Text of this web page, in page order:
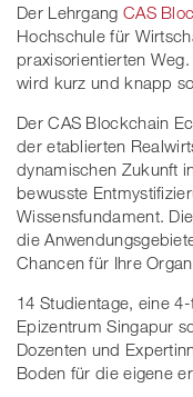
Der Lehrgang CAS
Hochschule für
praxisorientierten
wird kurz und knapp
Der CAS Blockchain
der etablierten
dynamischen Zukunft
bewusste
Wissensfundament.
die
Chancen für Ihre
14 Studientage, eine
Epizentrum Singapur
Dozenten und
Boden für die eigene